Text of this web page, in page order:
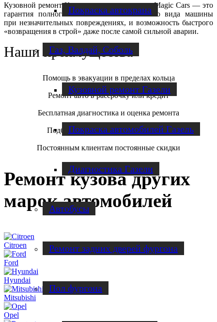
Покраска автокрана
Газ, Валдай, Соболь
Кузовной ремонт Газели
Покраска автомобилей Газель
Диагностика Газели
Автобусы
Ремонт задних дверей фургона
Пол фургона
Кузовной ремонт Киа в сервисных центрах Magic Cars — это
гарантия полного восстановления внешнего вида машины
при незначительных повреждениях, и возможность быстрого
«возвращения в строй» даже после самой сильной аварии.
Наши преимущества
Помощь в эвакуации в пределах кольца
Ремонт авто в рассрочку или кредит
Бесплатная диагностика и оценка ремонта
Подбор запчастей по оптовым ценам
Постоянным клиентам постоянные скидки
Ремонт кузова других
марок автомобилей
Citroen
Ford
Hyundai
Mitsubishi
Opel